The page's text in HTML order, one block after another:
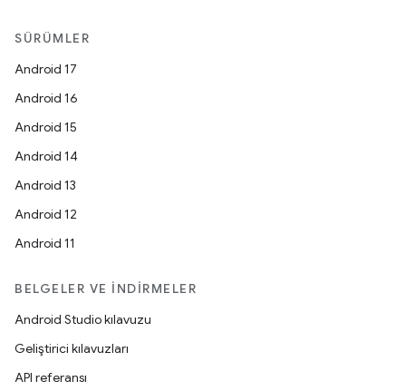
SÜRÜMLER
Android 17
Android 16
Android 15
Android 14
Android 13
Android 12
Android 11
BELGELER VE İNDIRMELER
Android Studio kılavuzu
Geliştirici kılavuzları
API referansı